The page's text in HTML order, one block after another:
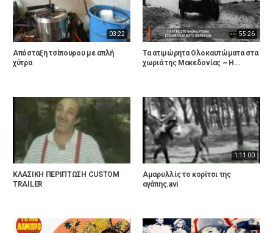
03:22
Απόσταξη τσίπουρου με απλή
χύτρα
55:26
Τα ατιμώρητα Ολοκαυτώματα στα
χωριά της Μακεδονίας ~ Η...
ΚΛΑΣΙΚΗ ΠΕΡΙΠΤΩΣΗ CUSTOM
TRAILER
1:11:00
Αμαρυλλίς το κορίτσι της
αγάπης.avi